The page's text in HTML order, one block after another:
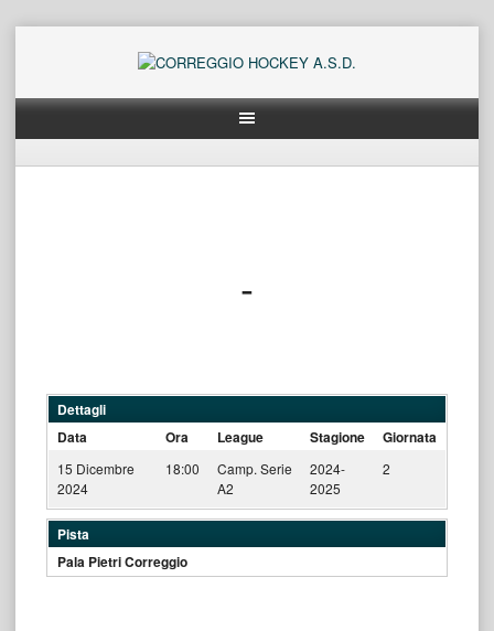
-
Dettagli
Data
Ora League Stagione Giornata
15 Dicembre
2024
18:00
Camp. Serie
A2
2024-
2025
2
Pista
Pala Pietri Correggio